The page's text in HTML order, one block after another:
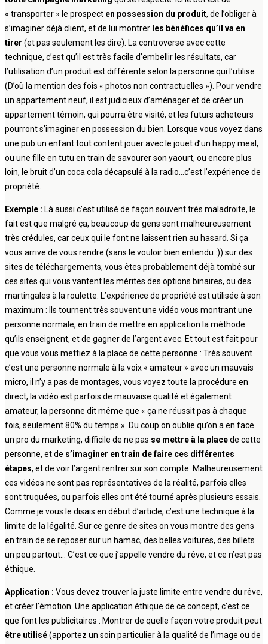
« transporter » le prospect en possession du produit, de l’obliger à
s’imaginer déjà client, et de lui montrer les bénéfices qu’il va en
tirer (et pas seulement les dire). La controverse avec cette
technique, c’est qu’il est très facile d’embellir les résultats, car
l’utilisation d’un produit est différente selon la personne qui l’utilise
(D’où la mention des fois « photos non contractuelles »). Pour vendre
un appartement neuf, il est judicieux d’aménager et de créer un
appartement témoin, qui pourra être visité, et les futurs acheteurs
pourront s’imaginer en possession du bien. Lorsque vous voyez dans
une pub un enfant tout content jouer avec le jouet d’un happy meal,
ou une fille en tutu en train de savourer son yaourt, ou encore plus
loin, le bruit d’un coca cola décapsulé à la radio…c’est l’expérience de
propriété.
Exemple : Là aussi c’est utilisé de façon souvent très maladroite, le
fait est que malgré ça, beaucoup de gens sont malheureusement
très crédules, car ceux qui le font ne laissent rien au hasard. Si ça
vous arrive de vous rendre (sans le vouloir bien entendu :)) sur des
sites de téléchargements, vous êtes probablement déjà tombé sur
ces sites qui vous vantent les mérites des options binaires, ou des
martingales à la roulette. L’expérience de propriété est utilisée à son
maximum : Ils tournent très souvent une vidéo vous montrant une
personne normale, en train de mettre en application la méthode
qu’ils enseignent, et de gagner de l’argent avec. Et tout est fait pour
que vous vous mettiez à la place de cette personne : Très souvent
c’est une personne normale à la voix « amateur » avec un mauvais
micro, il n’y a pas de montages, vous voyez toute la procédure en
direct, la vidéo est parfois de mauvaise qualité et également
amateur, la personne dit même que « ça ne réussit pas à chaque
fois, seulement 80% du temps ». Du coup on oublie qu’on a en face
un pro du marketing, difficile de ne pas se mettre à la placede cette
personne, et de s’imaginer en train de faire ces différentes
étapes, et de voir l’argent rentrer sur son compte. Malheureusement
ces vidéos ne sont pas représentatives de la réalité, parfois elles
sont truquées, ou parfois elles ont été tourné après plusieurs essais.
Comme je vous le disais en début d’article, c’est une technique à la
limite de la légalité. Sur ce genre de sites on vous montre des gens
en train de se reposer sur un hamac, des belles voitures, des billets
un peu partout… C’est ce que j’appelle vendre du rêve, et ce n’est pas
éthique.
Application : Vous devez trouver la juste limite entre vendre du rêve,
et créer l’émotion. Une application éthique de ce concept, c’est ce
que font les publicitaires : Montrer de quelle façon votre produit peut
être utilisé(apportez un soin particulier à la qualité de l’image ou de